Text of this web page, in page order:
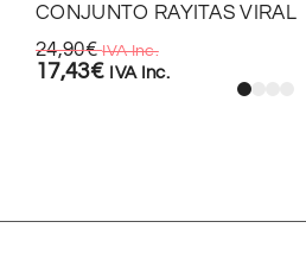
CONJUNTO RAYITAS VIRAL
24,90€ IVA Inc.
17,43€ IVA Inc.